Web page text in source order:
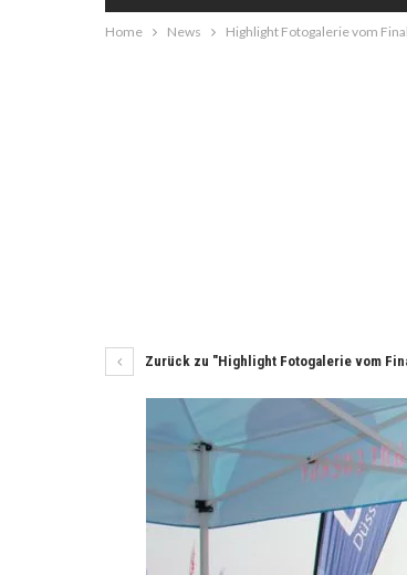
Home News Highlight Fotogalerie vom
Zurück zu "Highlight Fotogalerie vom